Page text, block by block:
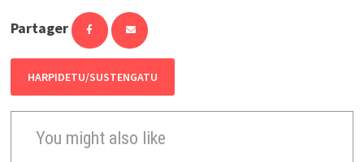
Partager
HARPIDETU/SUSTENGATU
You might also like